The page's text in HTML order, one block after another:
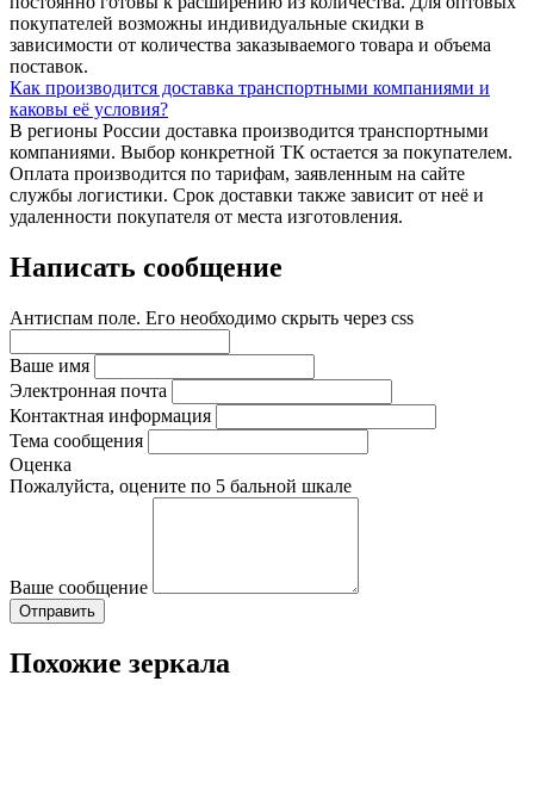
покупателей возможны индивидуальные скидки в
зависимости от количества заказываемого товара и объема
поставок.
Как производится доставка транспортными компаниями и
каковы её условия?
В регионы России доставка производится транспортными
компаниями. Выбор конкретной ТК остается за покупателем.
Оплата производится по тарифам, заявленным на сайте
службы логистики. Срок доставки также зависит от неё и
удаленности покупателя от места изготовления.
Написать сообщение
Антиспам поле. Его необходимо скрыть через css
Ваше имя
Электронная почта
Контактная информация
Тема сообщения
Оценка
Пожалуйста, оцените по 5 бальной шкале
Ваше сообщение
Похожие зеркала